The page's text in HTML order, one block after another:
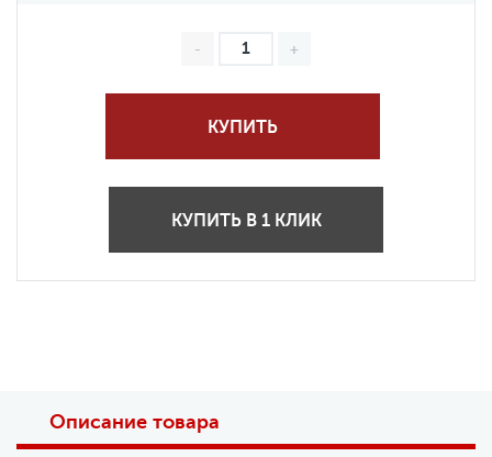
КУПИТЬ
КУПИТЬ В 1 КЛИК
Описание товара